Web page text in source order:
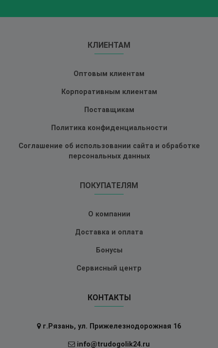
КЛИЕНТАМ
Оптовым клиентам
Корпоративным клиентам
Поставщикам
Политика конфиденциальности
Соглашение об использовании сайта и обработке
персональных данных
ПОКУПАТЕЛЯМ
О компании
Доставка и оплата
Бонусы
Сервисный центр
КОНТАКТЫ
г.Рязань, ул. Прижелезнодорожная 16
info@trudogolik24.ru